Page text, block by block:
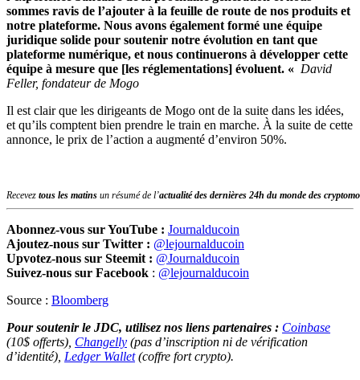
sommes ravis de l’ajouter à la feuille de route de nos produits et
notre plateforme. Nous avons également formé une équipe
juridique solide pour soutenir notre évolution en tant que
plateforme numérique, et nous continuerons à développer cette
équipe à mesure que [les réglementations] évoluent. « David
Feller, fondateur de Mogo
Il est clair que les dirigeants de Mogo ont de la suite dans les idées,
et qu’ils comptent bien prendre le train en marche. À la suite de cette
annonce, le prix de l’action a augmenté d’environ 50%.
Recevez tous les matins un résumé de l’actualité des dernières 24h du monde des
Abonnez-vous sur YouTube : Journalducoin
Ajoutez-nous sur Twitter : @lejournalducoin
Upvotez-nous sur Steemit : @Journalducoin
Suivez-nous sur Facebook : @lejournalducoin
Source : Bloomberg
Pour soutenir le JDC, utilisez nos liens partenaires : Coinbase
(10$ offerts), Changelly (pas d’inscription ni de vérification
d’identité), Ledger Wallet(coffre fort crypto).